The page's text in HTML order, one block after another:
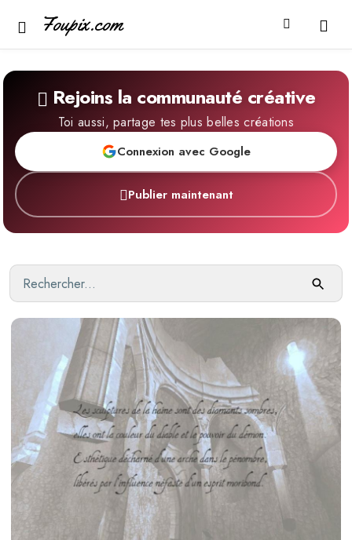
Foupix.com
Rejoins la communauté créative
Toi aussi, partage tes plus belles créations
Connexion avec Google
Publier maintenant